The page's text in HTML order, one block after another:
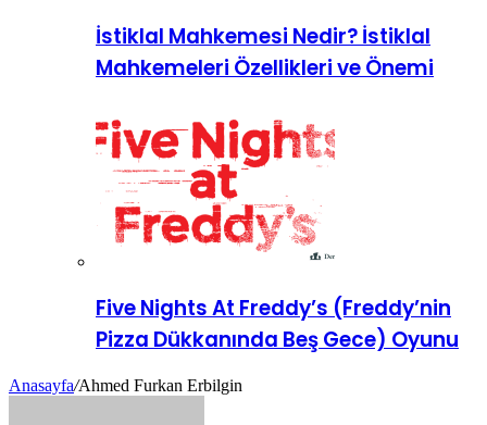
İstiklal Mahkemesi Nedir? İstiklal
Mahkemeleri Özellikleri ve Önemi
Five Nights At Freddy’s (Freddy’nin
Pizza Dükkanında Beş Gece) Oyunu
Anasayfa/Ahmed Furkan Erbilgin